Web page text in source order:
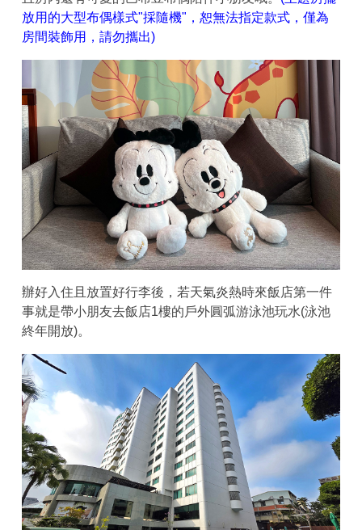
放用的大型布偶樣式"採隨機"，恕無法指定款式，僅為
房間裝飾用，請勿攜出)
辦好入住且放置好行李後，若天氣炎熱時來飯店第一件
事就是帶小朋友去飯店1樓的戶外圓弧游泳池玩水(泳池
終年開放)。